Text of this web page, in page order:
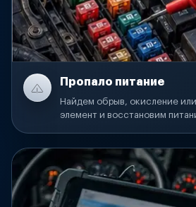
Пропало питание
Найдем обрыв, окисление
элемент и восстановим